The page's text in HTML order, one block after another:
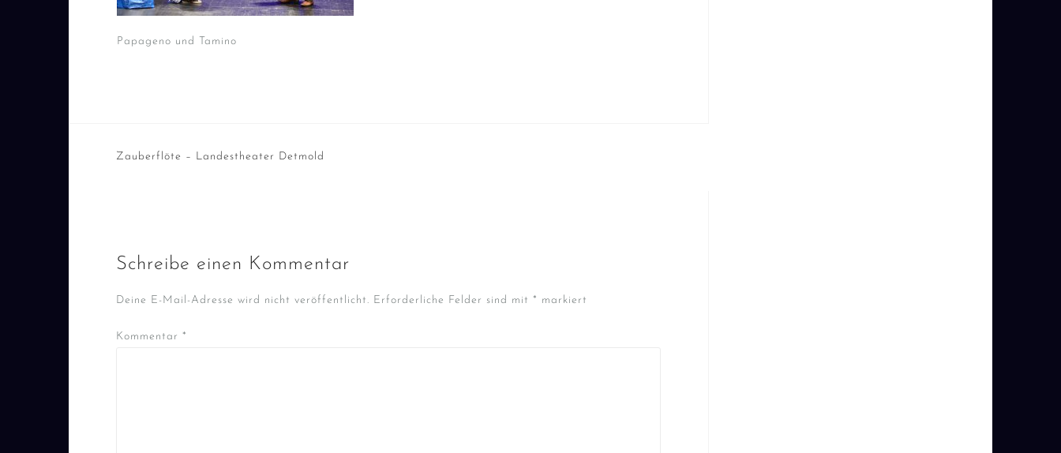
Papageno und Tamino
Beitragsnavigation
Zauberflöte – Landestheater Detmold
Schreibe einen Kommentar
Deine E-Mail-Adresse wird nicht veröffentlicht. Erforderliche Felder sind mit * markiert
Kommentar *